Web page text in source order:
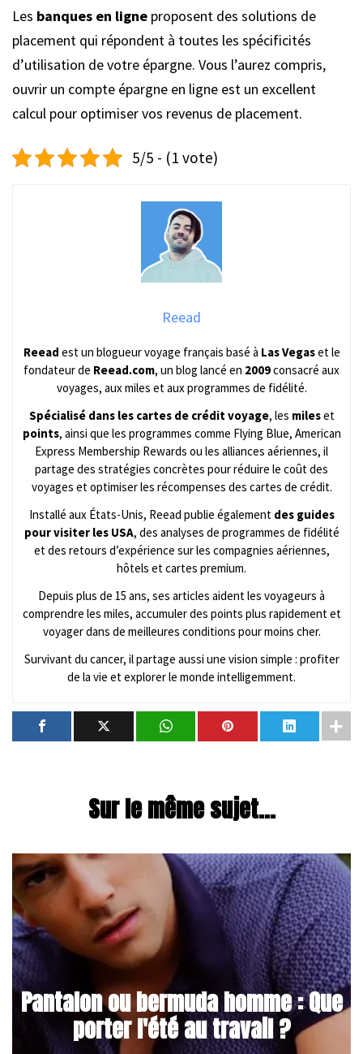
Les banques en ligne proposent des solutions de
placement qui répondent à toutes les spécificités
d’utilisation de votre épargne. Vous l’aurez compris,
ouvrir un compte épargne en ligne est un excellent
calcul pour optimiser vos revenus de placement.
5/5 - (1 vote)
Reead
Reead est un blogueur voyage français basé à Las Vegaset le
fondateur de Reead.com, un blog lancé en 2009consacré aux
voyages, aux miles et aux programmes de fidélité.
Spécialisé dans les cartes de crédit voyage, les mileset
points, ainsi que les programmes comme Flying Blue, American
Express Membership Rewards ou les alliances aériennes, il
partage des stratégies concrètes pour réduire le coût des
voyages et optimiser les récompenses des cartes de crédit.
Installé aux États-Unis, Reead publie également des guides
pour visiter les USA, des analyses de programmes de fidélité
et des retours d’expérience sur les compagnies aériennes,
hôtels et cartes premium.
Depuis plus de 15 ans, ses articles aident les voyageurs à
comprendre les miles, accumuler des points plus rapidement et
voyager dans de meilleures conditions pour moins cher.
Survivant du cancer, il partage aussi une vision simple : profiter
de la vie et explorer le monde intelligemment.
Sur le même sujet...
Pantalon ou bermuda homme : Que
porter l'été au travail ?